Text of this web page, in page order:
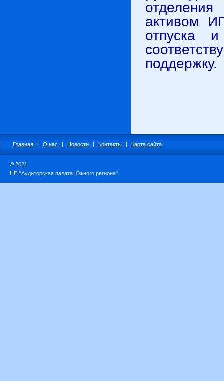
активом
отпуска
поддержку.
Главная | О нас | Новости | Контакты | Карта сайта
© 2021
НП "Аудиторская палата Южного региона"